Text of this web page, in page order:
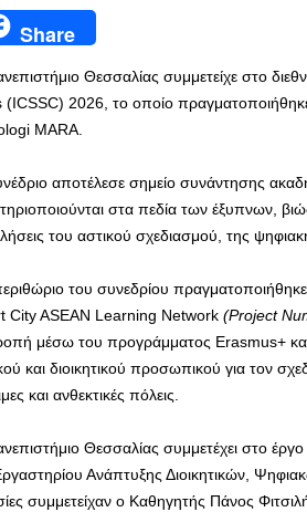
Share
Θεσσαλίας συμμετείχε στο
(ICSSC) 2026, το οποίο
MARA.
αποτέλεσε σημείο συνάντησης
στα πεδία των έξυπνων,
του αστικού σχεδιασμού, της
του συνεδρίου
City ASEAN Learning Network (Project
μέσω του προγράμματος Erasmus+
και διοικητικού προσωπικού για τον
και ανθεκτικές πόλεις.
Θεσσαλίας συμμετέχει στο
Ανάπτυξης Διοικητικών,
συμμετείχαν ο Καθηγητής Πάνος